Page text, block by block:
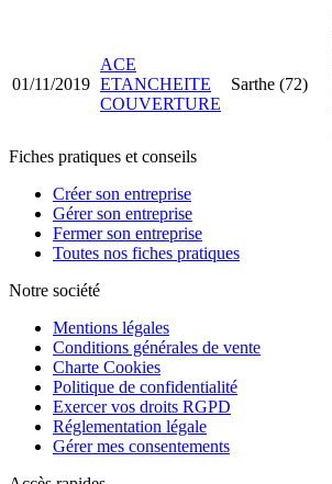
01/11/2019
ACE
ETANCHEITE
COUVERTURE
Sarthe (72)
Fiches pratiques et conseils
Créer son entreprise
Gérer son entreprise
Fermer son entreprise
Toutes nos fiches pratiques
Notre société
Mentions légales
Conditions générales de vente
Charte Cookies
Politique de confidentialité
Exercer vos droits RGPD
Réglementation légale
Gérer mes consentements